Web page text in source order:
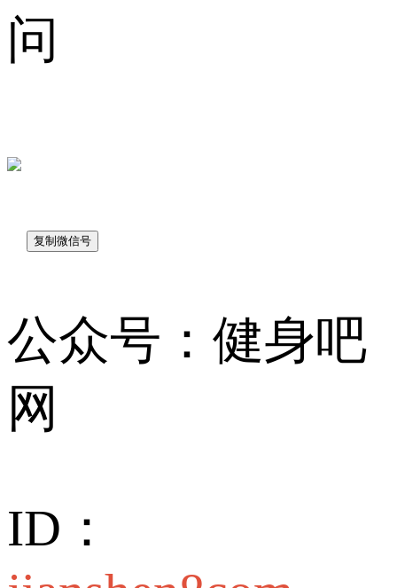
问
公众号：健身吧
网
ID：